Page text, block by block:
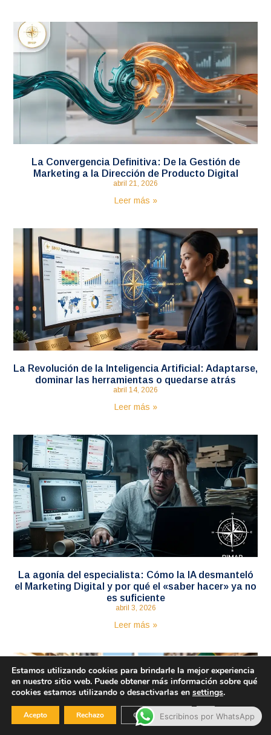
La Convergencia Definitiva: De la Gestión de
Marketing a la Dirección de Producto Digital
abril 21, 2026
Leer más »
La Revolución de la Inteligencia Artificial: Adaptarse,
dominar las herramientas o quedarse atrás
abril 14, 2026
Leer más »
La agonía del especialista: Cómo la IA desmanteló
el Marketing Digital y por qué el «saber hacer» ya no
es suficiente
abril 3, 2026
Leer más »
Estamos utilizando cookies para brindarle la mejor experiencia
en nuestro sitio web. Puede obtener más información sobre qué
cookies estamos utilizando o desactivarlas en settings.
Acepto Rechazo Configuración Cerrar el banner
Escribinos por WhatsApp